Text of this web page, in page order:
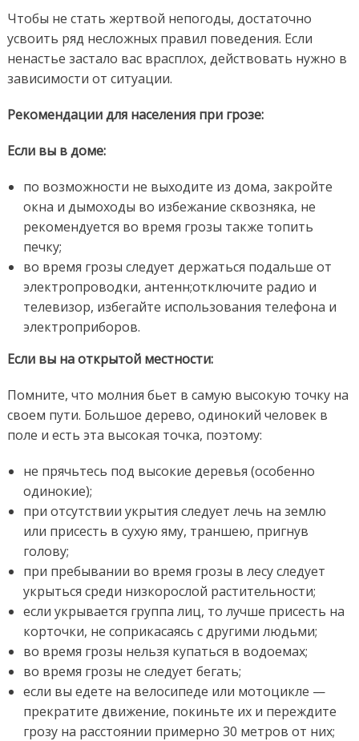
Чтобы не стать жертвой непогоды, достаточно
усвоить ряд несложных правил поведения. Если
ненастье застало вас врасплох, действовать нужно в
зависимости от ситуации.
Рекомендации для населения при грозе:
Если вы в доме:
по возможности не выходите из дома, закройте
окна и дымоходы во избежание сквозняка, не
рекомендуется во время грозы также топить
печку;
во время грозы следует держаться подальше от
электропроводки, антенн;отключите радио и
телевизор, избегайте использования телефона и
электроприборов.
Если вы на открытой местности:
Помните, что молния бьет в самую высокую точку на
своем пути. Большое дерево, одинокий человек в
поле и есть эта высокая точка, поэтому:
не прячьтесь под высокие деревья (особенно
одинокие);
при отсутствии укрытия следует лечь на землю
или присесть в сухую яму, траншею, пригнув
голову;
при пребывании во время грозы в лесу следует
укрыться среди низкорослой растительности;
если укрывается группа лиц, то лучше присесть на
корточки, не соприкасаясь с другими людьми;
во время грозы нельзя купаться в водоемах;
во время грозы не следует бегать;
если вы едете на велосипеде или мотоцикле —
прекратите движение, покиньте их и переждите
грозу на расстоянии примерно 30 метров от них;